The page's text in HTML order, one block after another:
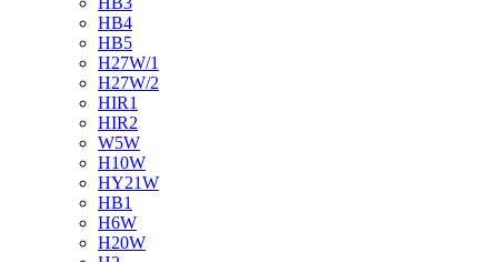
HB4
HB5
H27W/1
H27W/2
HIR1
HIR2
W5W
H10W
HY21W
HB1
H6W
H20W